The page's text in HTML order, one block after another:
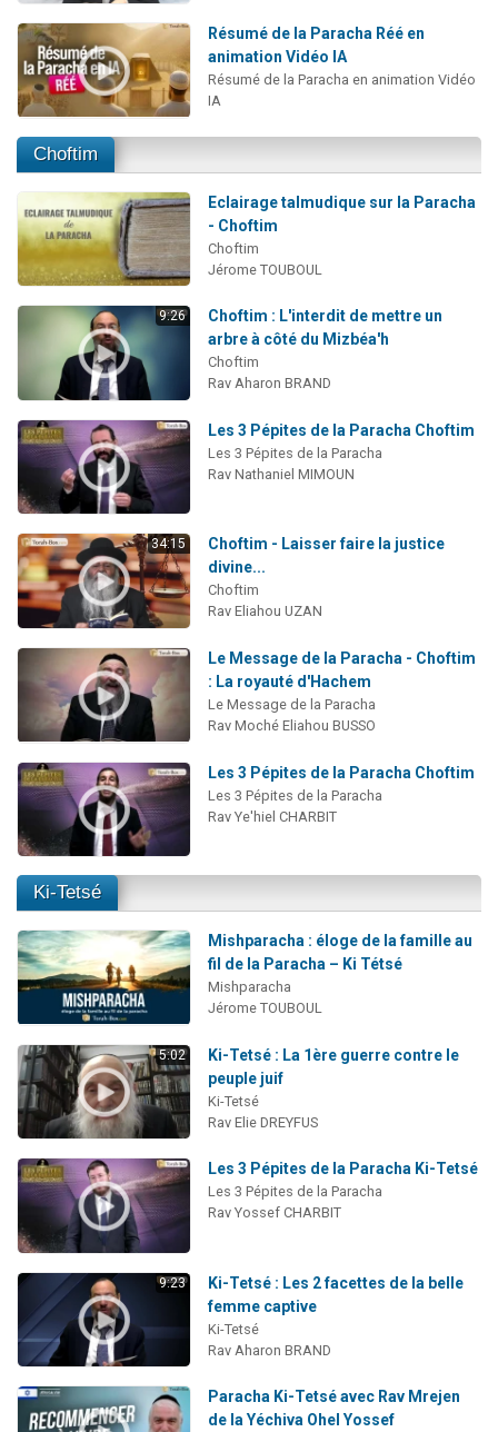
Résumé de la Paracha Réé en
animation Vidéo IA
Résumé de la Paracha en animation Vidéo
IA
Choftim
Eclairage talmudique sur la Paracha
- Choftim
Choftim
Jérome TOUBOUL
9:26
Choftim : L'interdit de mettre un
arbre à côté du Mizbéa'h
Choftim
Rav Aharon BRAND
Les 3 Pépites de la Paracha Choftim
Les 3 Pépites de la Paracha
Rav Nathaniel MIMOUN
34:15
Choftim - Laisser faire la justice
divine...
Choftim
Rav Eliahou UZAN
Le Message de la Paracha - Choftim
: La royauté d'Hachem
Le Message de la Paracha
Rav Moché Eliahou BUSSO
Les 3 Pépites de la Paracha Choftim
Les 3 Pépites de la Paracha
Rav Ye'hiel CHARBIT
Ki-Tetsé
Mishparacha : éloge de la famille au
fil de la Paracha – Ki Tétsé
Mishparacha
Jérome TOUBOUL
5:02
Ki-Tetsé : La 1ère guerre contre le
peuple juif
Ki-Tetsé
Rav Elie DREYFUS
Les 3 Pépites de la Paracha Ki-Tetsé
Les 3 Pépites de la Paracha
Rav Yossef CHARBIT
9:23
Ki-Tetsé : Les 2 facettes de la belle
femme captive
Ki-Tetsé
Rav Aharon BRAND
Paracha Ki-Tetsé avec Rav Mrejen
de la Yéchiva Ohel Yossef